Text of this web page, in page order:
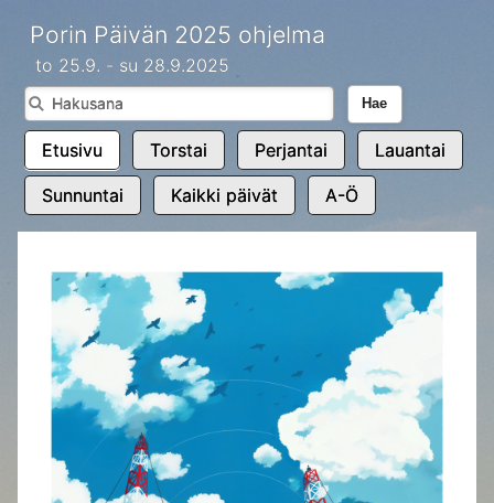
Porin Päivän 2025 ohjelma
to 25.9. - su 28.9.2025
Hae
Etusivu Torstai Perjantai Lauantai
Sunnuntai Kaikki päivät A-Ö